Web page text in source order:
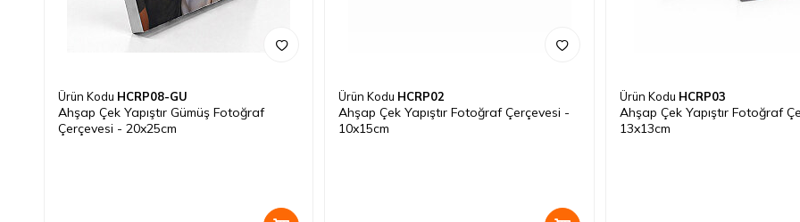
Ürün Kodu HCRP08-GU
Ahşap Çek Yapıştır Gümüş Fotoğraf
Çerçevesi - 20x25cm
Ürün Kodu HCRP02
Ahşap Çek Yapıştır Fotoğraf Çerçevesi -
10x15cm
Ürün Kodu HCRP03
Ahşap Çek Yapıştır Fotoğraf
13x13cm